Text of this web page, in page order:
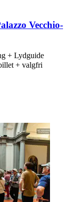
Vecchio-
+ Lydguide
+ valgfri